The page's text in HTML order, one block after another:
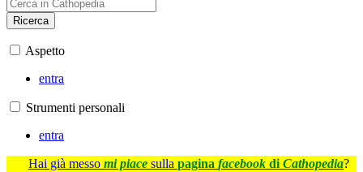
Ricerca
Aspetto
entra
Strumenti personali
entra
Hai già messo mi piace sulla pagina facebook di Cathopedia?